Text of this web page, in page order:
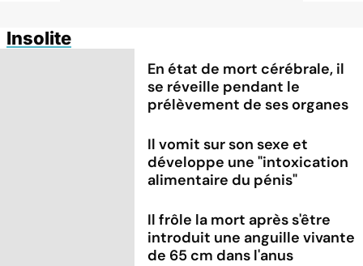
Insolite
En état de mort cérébrale, il
se réveille pendant le
prélèvement de ses organes
Il vomit sur son sexe et
développe une "intoxication
alimentaire du pénis"
Il frôle la mort après s'être
introduit une anguille vivante
de 65 cm dans l'anus